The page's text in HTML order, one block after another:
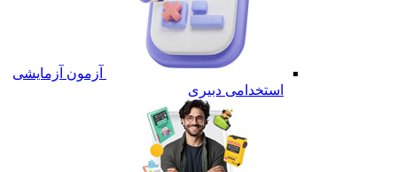
آزمون آزمایشی
استخدامی دبیری